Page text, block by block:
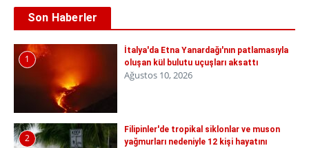
Son Haberler
1
İtalya'da Etna Yanardağı'nın patlamasıyla
oluşan kül bulutu uçuşları aksattı
Ağustos 10, 2026
2
Filipinler'de tropikal siklonlar ve muson
yağmurları nedeniyle 12 kişi hayatını